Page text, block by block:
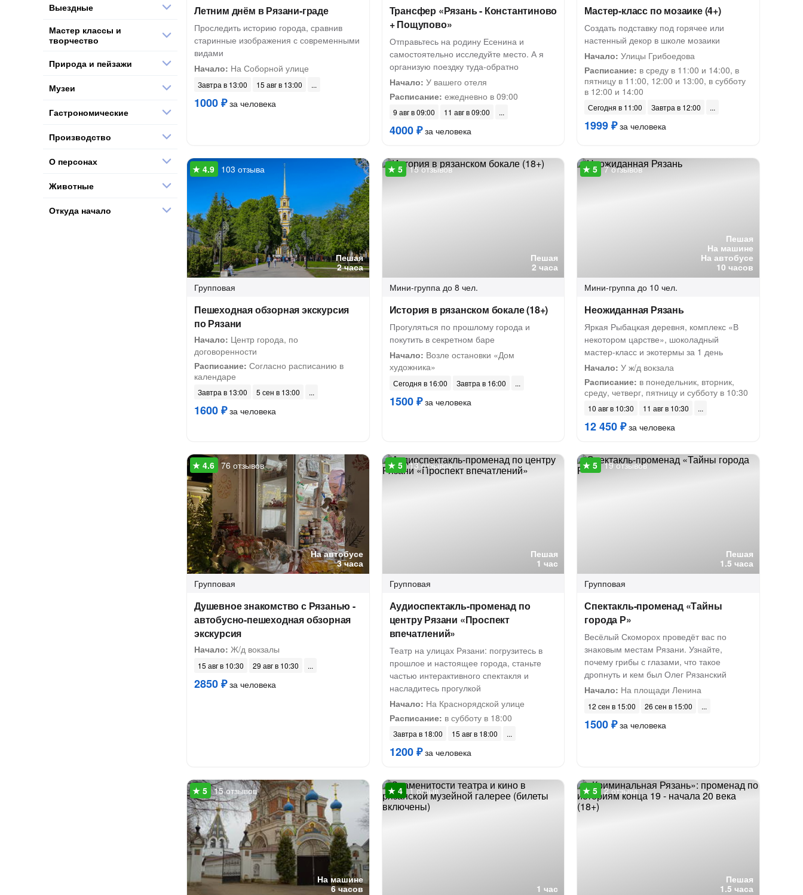
Летним днём в Рязани-граде
Проследить историю города, сравнив
старинные изображения с современными
видами
Начало: На Соборной улице
Завтра в 13:00 15 авг в 13:00
1000 ₽за человека
Трансфер «Рязань - Константиново
+ Пощупово»
Отправьтесь на родину Есенина и
самостоятельно исследуйте место. А я
организую поездку туда-обратно
Начало: У вашего отеля
Расписание: ежедневно в 09:00
9 авг в 09:00 11 авг в 09:00
4000 ₽за человека
Мастер-класс по мозаике (4+)
Создать подставку под горячее или
настенный декор в школе мозаики
Начало: Улицы Грибоедова
Расписание: в среду в 11:00 и 14:00, в
пятницу в 11:00, 12:00 и 13:00, в субботу
в 12:00 и 14:00
Сегодня в 11:00 Завтра в 12:00
1999 ₽за человека
Пешая
2 часа
103 отзыва
Групповая
Пешеходная обзорная экскурсия
по Рязани
Начало: Центр города, по
договоренности
Расписание: Согласно расписанию в
календаре
Завтра в 13:00 5 сен в 13:00
1600 ₽за человека
Пешая
2 часа
15 отзывов
Мини-группа до 8 чел.
История в рязанском бокале (18+)
Прогуляться по прошлому города и
покутить в секретном баре
Начало: Возле остановки «Дом
художника»
Сегодня в 16:00 Завтра в 16:00
1500 ₽за человека
Пешая
На машине
На автобусе
10 часов
7 отзывов
Мини-группа до 10 чел.
Неожиданная Рязань
Яркая Рыбацкая деревня, комплекс «В
некотором царстве», шоколадный
мастер-класс и экотермы за 1 день
Начало: У ж/д вокзала
Расписание: в понедельник, вторник,
среду, четверг, пятницу и субботу в 10:30
10 авг в 10:30 11 авг в 10:30
12 450 ₽за человека
На автобусе
3 часа
76 отзывов
Групповая
Душевное знакомство с Рязанью -
автобусно-пешеходная обзорная
экскурсия
Начало: Ж/д вокзалы
15 авг в 10:30 29 авг в 10:30
2850 ₽за человека
Пешая
1 час
13 отзывов
Групповая
Аудиоспектакль-променад по
центру Рязани «Проспект
впечатлений»
Театр на улицах Рязани: погрузитесь в
прошлое и настоящее города, станьте
частью интерактивного спектакля и
насладитесь прогулкой
Начало: На Краснорядской улице
Расписание: в субботу в 18:00
Завтра в 18:00 15 авг в 18:00
1200 ₽за человека
Пешая
1.5 часа
19 отзывов
Групповая
Спектакль-променад «Тайны
города Р»
Весёлый Скоморох проведёт вас по
знаковым местам Рязани. Узнайте,
почему грибы с глазами, что такое
дропнуть и кем был Олег Рязанский
Начало: На площади Ленина
12 сен в 15:00 26 сен в 15:00
1500 ₽за человека
На машине
6 часов
15 отзывов
1 час
1 отзыв
Пешая
1.5 часа
2 отзыва
Выездные
Мастер классы и
творчество
Природа и пейзажи
Музеи
Гастрономические
Производство
О персонах
Животные
Откуда начало